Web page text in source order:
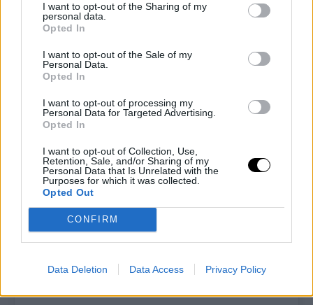
I want to opt-out of the Sharing of my
personal data.
Opted In
I want to opt-out of the Sale of my
Personal Data.
Opted In
I want to opt-out of processing my
Personal Data for Targeted Advertising.
Opted In
I want to opt-out of Collection, Use,
Retention, Sale, and/or Sharing of my
Personal Data that Is Unrelated with the
Purposes for which it was collected.
Opted Out
CONFIRM
Data Deletion Data Access Privacy Policy
Pane keto gusto
mediterraneo:
con feta e pomodori secchi
Recipe by Ketoalessia
Cuisine:chetogenica Difficulty:
Panini
Tempo di cottura
Tempo totale